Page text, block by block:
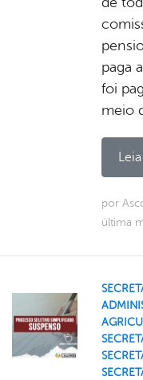
paga
foi
meio
por
última